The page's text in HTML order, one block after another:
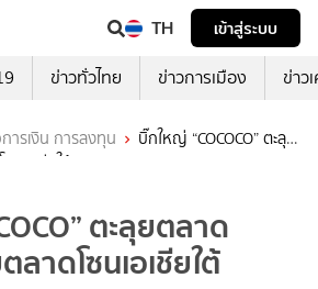
TH
เข้าสู่ระบบ
ข่าวทั่วไทย ข่าวการเมือง ข่าว
ารเงิน การลงทุน
บิ๊กใหญ่ “COCOCO” ตะลุย
นเอเชียใต้
ตะลุยตลาด
าดโซนเอเชียใต้